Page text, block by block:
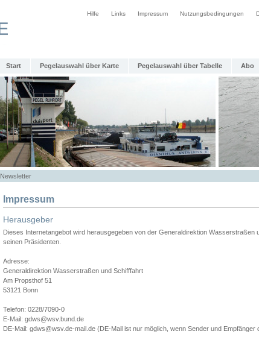
Hilfe Links Impressum Nutzungsbedingungen
Start Pegelauswahl über Karte Pegelauswahl über Tabelle Abo
Newsletter
Impressum
Herausgeber
Dieses Internetangebot wird herausgegeben von der Generaldirektion
seinen Präsidenten.
Adresse:
Generaldirektion Wasserstraßen und Schifffahrt
Am Propsthof 51
53121 Bonn
Telefon: 0228/7090-0
E-Mail: gdws@wsv.bund.de
DE-Mail: gdws@wsv.de-mail.de (DE-Mail ist nur möglich, wenn Sender und Empfänger